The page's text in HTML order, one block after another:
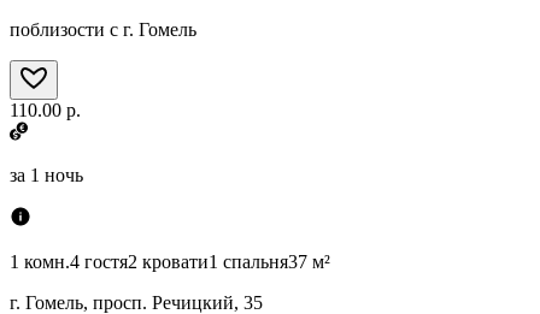
поблизости с г. Гомель
110.00 р.
за 1 ночь
1 комн.4 гостя2 кровати1 спальня37 м²
г. Гомель, просп. Речицкий, 35